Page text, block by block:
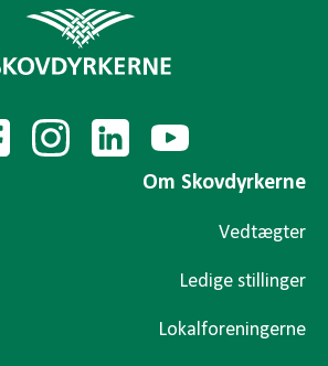
Om Skovdyrkerne
Vedtægter
Ledige stillinger
Lokalforeningerne